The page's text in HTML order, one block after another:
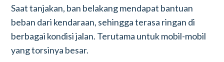
Saat tanjakan, ban belakang mendapat bantuan
beban dari kendaraan, sehingga terasa ringan di
berbagai kondisi jalan. Terutama untuk mobil-mobil
yang torsinya besar.